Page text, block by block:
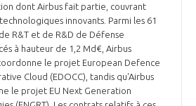
NOS ADHÉRENTS
ET COHÉRENT
AÉRONAUTIQUE ET SPATIALE
dont Airbus fait partie, couvrant
innovants. Parmi les 61
R&T et de R&D de Défense
à hauteur de 1,2 Md€, Airbus
le projet European Defence
Cloud (EDOCC), tandis qu'Airbus
le projet EU Next Generation
d'adhérer au GIFAS.
données sectorielles,